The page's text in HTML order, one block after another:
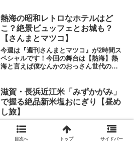
新葉尚さんは、現在俳優・声優として活
躍中。この記事では、新葉尚さんの経歴
などついて詳しく調べてまとめました。
熱海の昭和レトロなホテルはど
こ？絶景ビュッフェとお城も？
【さんまとマツコ】
今週は『週刊さんまとマツコ』が2時間ス
ペシャルです！今回の舞台は【熱海】熱
海と言えば僕なんかのおっさん世代のさ
先として大いに賑わったとこですよね。
最近は一旦下火になった...
滋賀・長浜近江米「みずかがみ」
で握る絶品新米塩おにぎり【昼め
し旅】
今回の『昼めし旅』では滋賀県が開発し
た近江米のブランド「みずかがみ」を使
った『絶品塩おにぎり！』が紹介されま
目次へ トップ サイドバー